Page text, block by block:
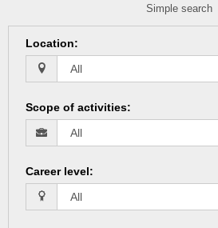
Simple search
Location:
Scope of activities:
Career level: